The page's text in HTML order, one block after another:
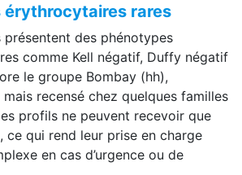
érythrocytaires rares
des phénotypes
comme Kell négatif, Duffy négatif
le groupe Bombay (hh),
recensé chez quelques familles
profils ne peuvent recevoir que
ce qui rend leur prise en charge
en cas d’urgence ou de